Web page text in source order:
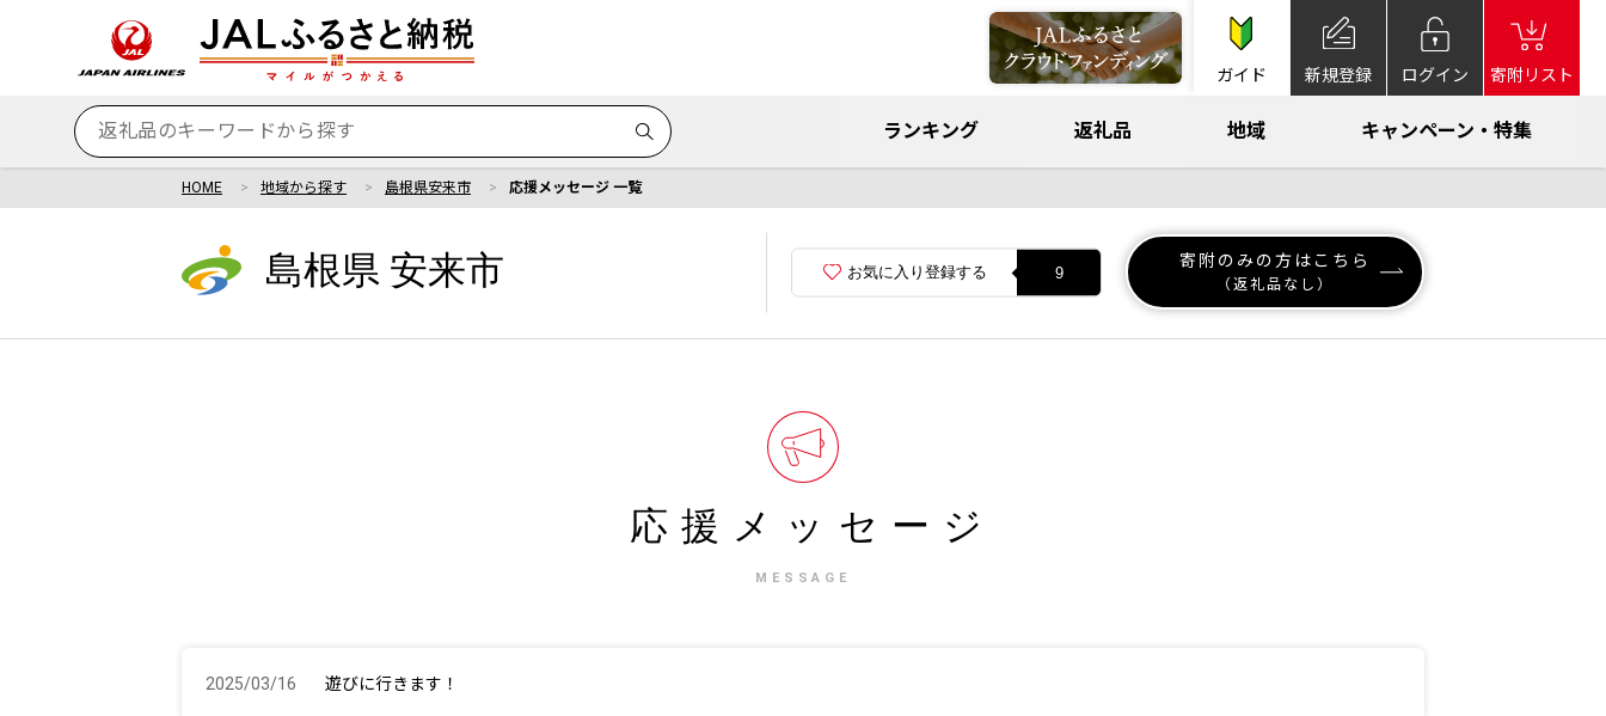
ガイド 新規登録 ログイン 寄附リスト
ランキング 返礼品 地域 キャンペーン・特集
HOME 地域から探す 島根県安来市 応援メッセージ 一覧
島根県 安来市 お気に入り登録する 9
寄附のみの方はこちら
（返礼品なし）
応援メッセージ
MESSAGE
2025/03/16 遊びに行きます！